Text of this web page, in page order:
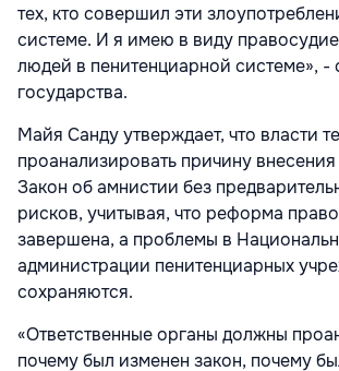
тех, кто совершил эти
системе. И я имею в виду
людей в пенитенциарной системе», -
государства.
Майя Санду утверждает, что власти
проанализировать причину
Закон об амнистии без
рисков, учитывая, что реформа
завершена, а проблемы в
администрации пенитенциарных
сохраняются.
«Ответственные органы должны
почему был изменен закон, почему